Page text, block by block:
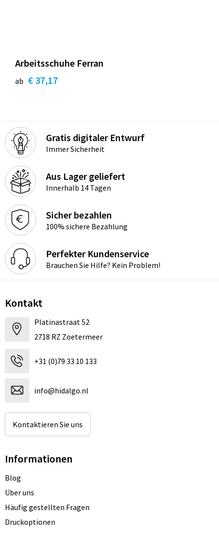
Arbeitsschuhe Ferran
ab € 37,17
Gratis digitaler Entwurf
Immer Sicherheit
Aus Lager geliefert
Innerhalb 14 Tagen
Sicher bezahlen
100% sichere Bezahlung
Perfekter Kundenservice
Brauchen Sie Hilfe? Kein Problem!
Kontakt
Platinastraat 52
2718 RZ Zoetermeer
+31 (0)79 33 10 133
info@hidalgo.nl
Kontaktieren Sie uns
Informationen
Blog
Über uns
Häufig gestellten Fragen
Druckoptionen